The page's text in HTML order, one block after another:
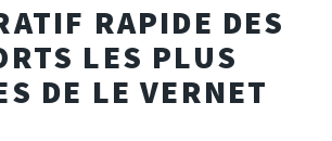
RAPIDE DES
LES PLUS
DE LE VERNET